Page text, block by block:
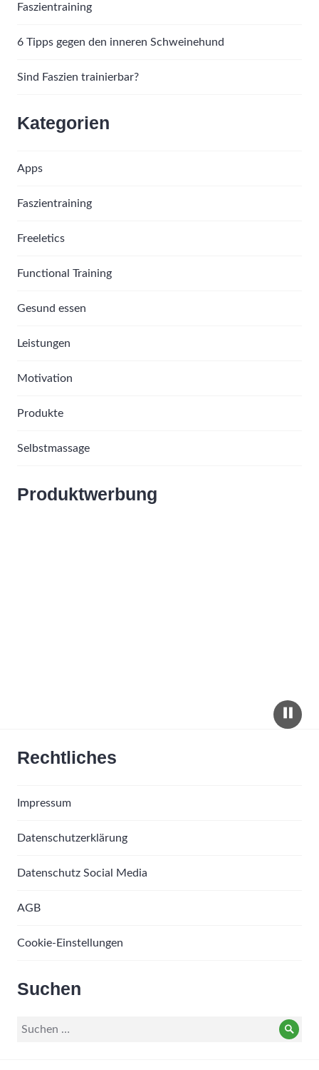
Faszientraining
6 Tipps gegen den inneren Schweinehund
Sind Faszien trainierbar?
Kategorien
Apps
Faszientraining
Freeletics
Functional Training
Gesund essen
Leistungen
Motivation
Produkte
Selbstmassage
Produktwerbung
Rechtliches
Impressum
Datenschutzerklärung
Datenschutz Social Media
AGB
Cookie-Einstellungen
Suchen
Suche